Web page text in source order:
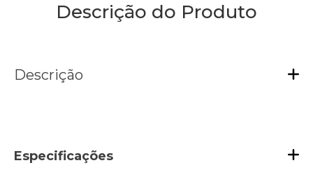
Descrição do Produto
Descrição
Especificações